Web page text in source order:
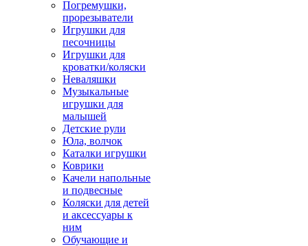
Погремушки,
прорезыватели
Игрушки для
песочницы
Игрушки для
кроватки/коляски
Неваляшки
Музыкальные
игрушки для
малышей
Детские рули
Юла, волчок
Каталки игрушки
Коврики
Качели напольные
и подвесные
Коляски для детей
и аксессуары к
ним
Обучающие и